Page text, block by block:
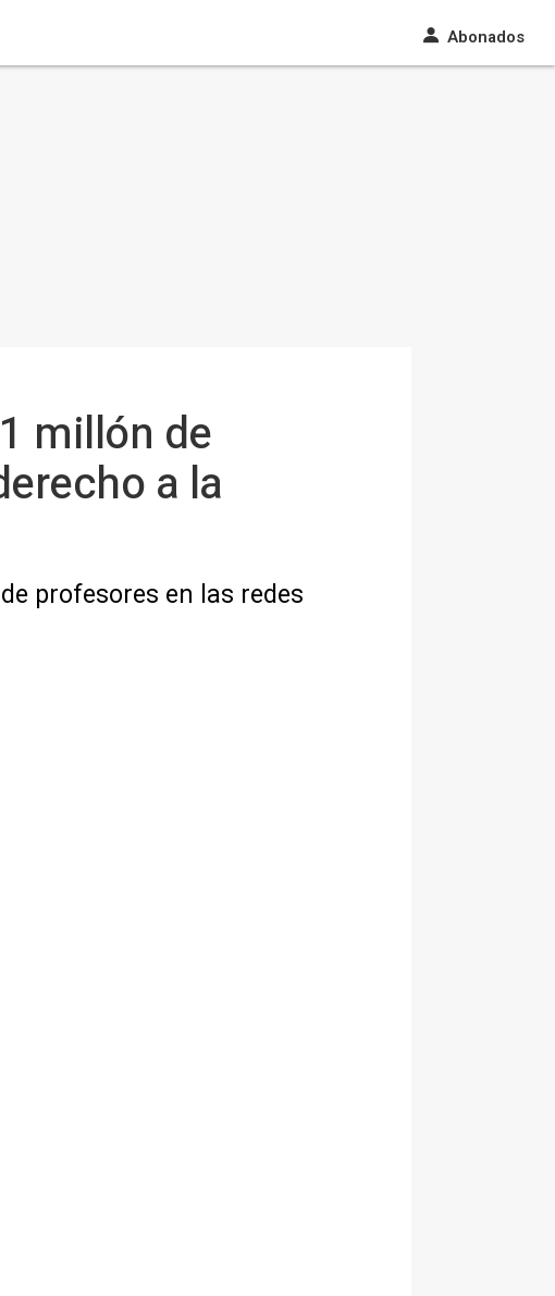
Abonados
millón de
a la
profesores en las redes